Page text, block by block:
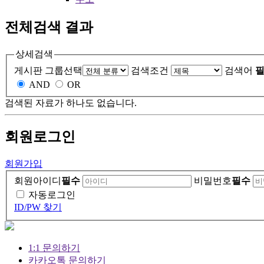
전체검색 결과
상세검색
게시판 그룹선택
검색조건 검색어
AND
OR
검색된 자료가 하나도 없습니다.
회원 로그인
회원가입
회원아이디 필수 비밀번호필수
자동로그인
ID/PW 찾기
1:1 문의하기
카카오톡 문의하기